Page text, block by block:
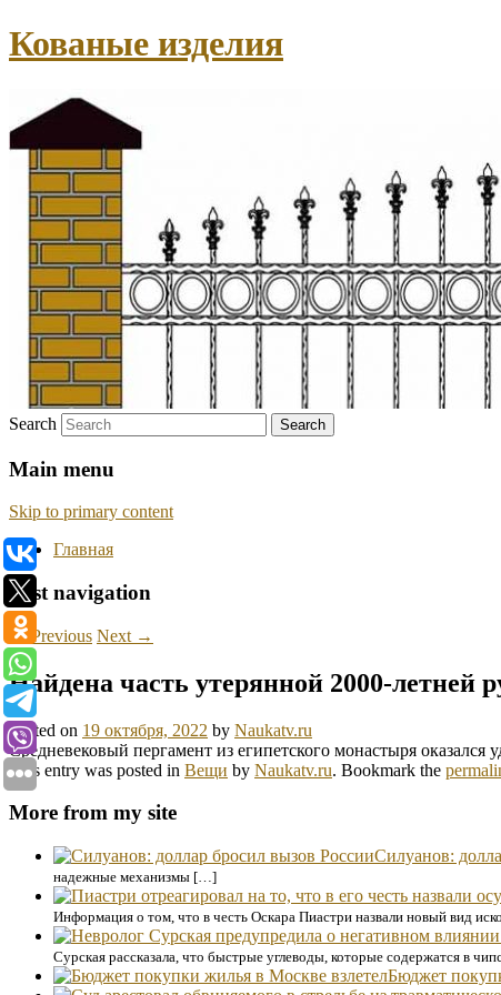
Кованые изделия
Search
Main menu
Skip to primary content
Главная
Post navigation
←Previous Next →
Найдена часть утерянной 2000-летней
Posted on 19 октября, 2022 by Naukatv.ru
Средневековый пергамент из египетского монастыря
This entry was posted in Вещи by Naukatv.ru. Bookmark the
More from my site
Силуанов:
надежные механизмы […]
Информация о том, что в честь Оскара Пиастри назвали новый вид
Сурская рассказала, что быстрые углеводы, которые содержатся в
Бюджет